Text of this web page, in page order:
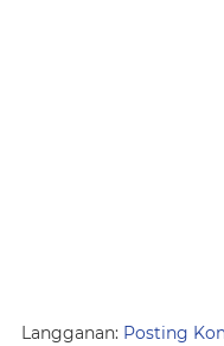
Langganan: Posting